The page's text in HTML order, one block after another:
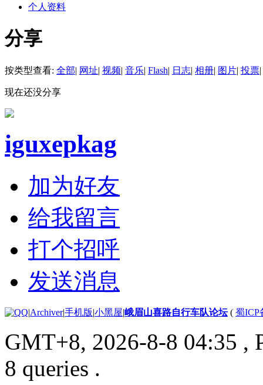
个人资料
分享
按类型查看: 全部| 网址| 视频| 音乐| Flash| 日志| 相册| 图片| 投票|
现在还没分享
iguxepkag
加为好友
给我留言
打个招呼
发送消息
|Archiver|手机版|小黑屋|峨眉山喜路自行车队论坛( 蜀ICP
GMT+8, 2026-8-8 04:35 ,
8 queries .